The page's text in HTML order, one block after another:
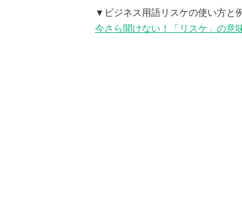
▼ビジネス用語リスケの使い方と
今さら聞けない！「リスケ」の意